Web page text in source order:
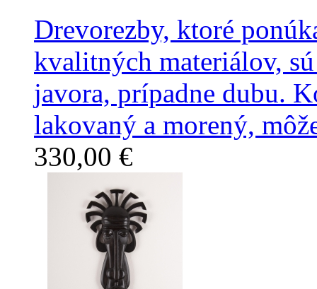
Drevorezby, ktoré
kvalitných materiálov,
javora, prípadne dubu.
lakovaný a morený,
330,00 €